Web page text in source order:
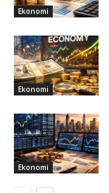
Ekonomi
Ekonomi
Ekonomi